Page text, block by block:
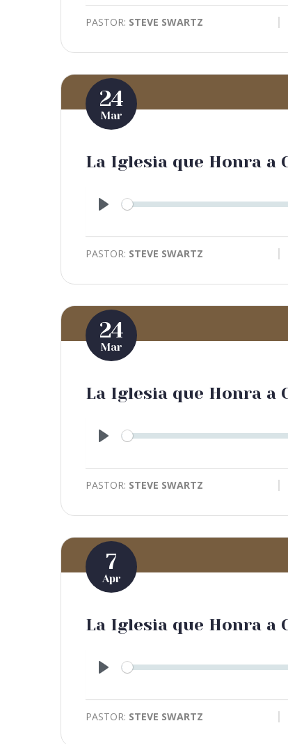
PASTOR: STEVE SWARTZ
24
Mar
La Iglesia que Honra a
Play
PASTOR: STEVE SWARTZ
24
Mar
La Iglesia que Honra a
Play
PASTOR: STEVE SWARTZ
7
Apr
La Iglesia que Honra a
Play
PASTOR: STEVE SWARTZ